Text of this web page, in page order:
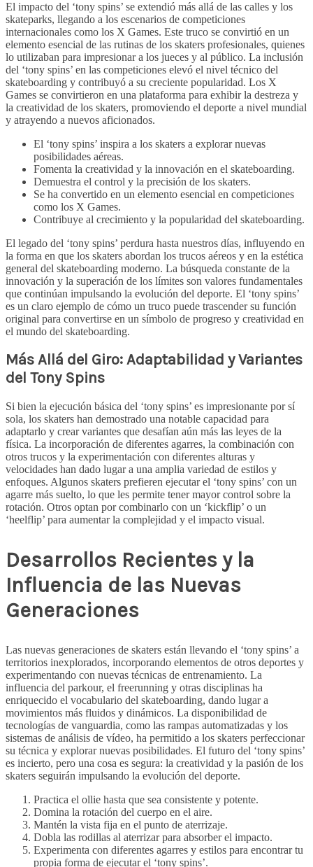
El impacto del ‘tony spins’ se extendió más allá de las calles y los
skateparks, llegando a los escenarios de competiciones
internacionales como los X Games. Este truco se convirtió en un
elemento esencial de las rutinas de los skaters profesionales, quienes
lo utilizaban para impresionar a los jueces y al público. La inclusión
del ‘tony spins’ en las competiciones elevó el nivel técnico del
skateboarding y contribuyó a su creciente popularidad. Los X
Games se convirtieron en una plataforma para exhibir la destreza y
la creatividad de los skaters, promoviendo el deporte a nivel mundial
y atrayendo a nuevos aficionados.
El ‘tony spins’ inspira a los skaters a explorar nuevas
posibilidades aéreas.
Fomenta la creatividad y la innovación en el skateboarding.
Demuestra el control y la precisión de los skaters.
Se ha convertido en un elemento esencial en competiciones
como los X Games.
Contribuye al crecimiento y la popularidad del skateboarding.
El legado del ‘tony spins’ perdura hasta nuestros días, influyendo en
la forma en que los skaters abordan los trucos aéreos y en la estética
general del skateboarding moderno. La búsqueda constante de la
innovación y la superación de los límites son valores fundamentales
que continúan impulsando la evolución del deporte. El ‘tony spins’
es un claro ejemplo de cómo un truco puede trascender su función
original para convertirse en un símbolo de progreso y creatividad en
el mundo del skateboarding.
Más Allá del Giro: Adaptabilidad y Variantes
del Tony Spins
Si bien la ejecución básica del ‘tony spins’ es impresionante por sí
sola, los skaters han demostrado una notable capacidad para
adaptarlo y crear variantes que desafían aún más las leyes de la
física. La incorporación de diferentes agarres, la combinación con
otros trucos y la experimentación con diferentes alturas y
velocidades han dado lugar a una amplia variedad de estilos y
enfoques. Algunos skaters prefieren ejecutar el ‘tony spins’ con un
agarre más suelto, lo que les permite tener mayor control sobre la
rotación. Otros optan por combinarlo con un ‘kickflip’ o un
‘heelflip’ para aumentar la complejidad y el impacto visual.
Desarrollos Recientes y la
Influencia de las Nuevas
Generaciones
Las nuevas generaciones de skaters están llevando el ‘tony spins’ a
territorios inexplorados, incorporando elementos de otros deportes y
experimentando con nuevas técnicas de entrenamiento. La
influencia del parkour, el freerunning y otras disciplinas ha
enriquecido el vocabulario del skateboarding, dando lugar a
movimientos más fluidos y dinámicos. La disponibilidad de
tecnologías de vanguardia, como las rampas automatizadas y los
sistemas de análisis de vídeo, ha permitido a los skaters perfeccionar
su técnica y explorar nuevas posibilidades. El futuro del ‘tony spins’
es incierto, pero una cosa es segura: la creatividad y la pasión de los
skaters seguirán impulsando la evolución del deporte.
Practica el ollie hasta que sea consistente y potente.
Domina la rotación del cuerpo en el aire.
Mantén la vista fija en el punto de aterrizaje.
Dobla las rodillas al aterrizar para absorber el impacto.
Experimenta con diferentes agarres y estilos para encontrar tu
propia forma de ejecutar el ‘tony spins’.